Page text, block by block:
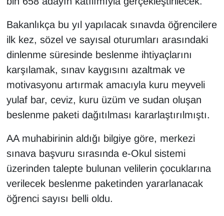
Bakanlıkça bu yıl yapılacak sınavda öğrencilere
ilk kez, sözel ve sayısal oturumları arasındaki
dinlenme süresinde beslenme ihtiyaçlarını
karşılamak, sınav kaygısını azaltmak ve
motivasyonu artırmak amacıyla kuru meyveli
yulaf bar, ceviz, kuru üzüm ve sudan oluşan
beslenme paketi dağıtılması kararlaştırılmıştı.
AA muhabirinin aldığı bilgiye göre, merkezi
sınava başvuru sırasında e-Okul sistemi
üzerinden talepte bulunan velilerin çocuklarına
verilecek beslenme paketinden yararlanacak
öğrenci sayısı belli oldu.
Kültür & Sanat
KURDÎ
MAGAZİN
MEDYA
ONE EKONOMİ
Resmi İlanlar
RÖPORTAJ